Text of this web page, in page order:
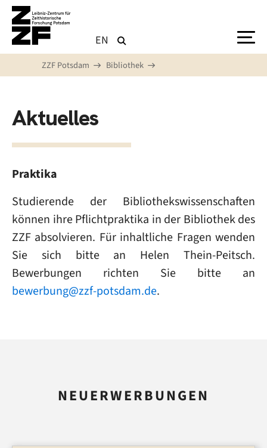
Direkt zum Inhalt
EN
ZZF Potsdam Bibliothek
Aktuelles
Praktika
Studierende der Bibliothekswissenschaften
können ihre Pflichtpraktika in der Bibliothek des
ZZF absolvieren. Für inhaltliche Fragen wenden
Sie sich bitte an Helen Thein-Peitsch.
Bewerbungen richten Sie bitte an
bewerbung@zzf-potsdam.de.
NEUERWERBUNGEN